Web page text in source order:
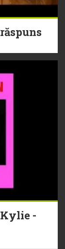
Kylie -